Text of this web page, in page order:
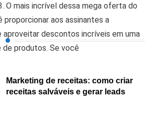
O mais incrível dessa mega oferta do
proporcionar aos assinantes a
aproveitar descontos incríveis em uma
de produtos. Se você
Marketing de receitas: como criar
receitas salváveis e gerar leads